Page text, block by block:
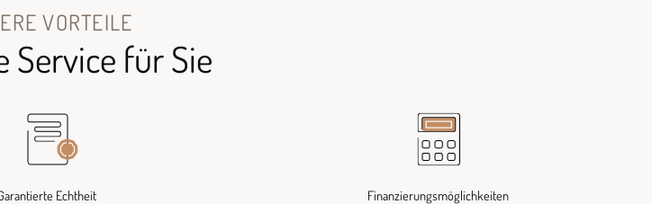
VORTEILE
Service für Sie
Echtheit Finanzierungsmöglichkeiten